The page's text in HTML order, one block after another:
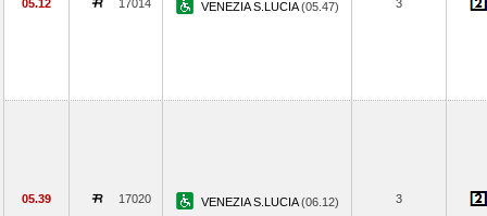
05.12 17014 VENEZIA S.LUCIA(05.47) 3
05.39 17020 VENEZIA S.LUCIA(06.12) 3